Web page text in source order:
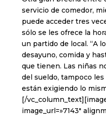
servicio de comedor,
puede acceder tres
sólo se les ofrece la
un partido de local. “A
desayuno, comida y
que tienen. Las niñas
del sueldo, tampoco
están exigiendo lo
[/
image_url=»7143″